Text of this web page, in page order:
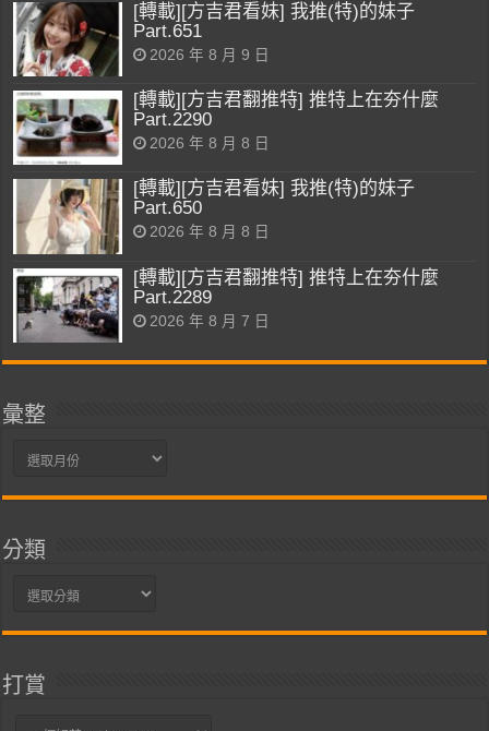
[轉載][方吉君看妹] 我推(特)的妹子
Part.651
2026 年 8 月 9 日
[轉載][方吉君翻推特] 推特上在夯什麼
Part.2290
2026 年 8 月 8 日
[轉載][方吉君看妹] 我推(特)的妹子
Part.650
2026 年 8 月 8 日
[轉載][方吉君翻推特] 推特上在夯什麼
Part.2289
2026 年 8 月 7 日
彙整
彙
分類
分
打賞